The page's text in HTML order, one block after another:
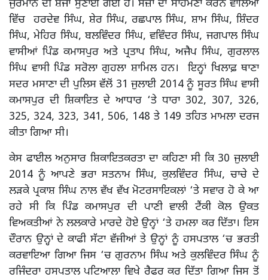
ਜੁਰਮਾਨੇ ਦੀ ਸ਼ਜਾ ਸੁਣਾਈ ਗਈ ਹੈ। ਸਜ਼ਾ ਦਾ ਸਾਹਮਣਾ ਕਰਨ ਵਾਲਿਆਂ
ਵਿੱਚ ਹਰਦੇਵ ਸਿੰਘ, ਸ਼ੇਰ ਸਿੰਘ, ਰਛਪਾਲ ਸਿੰਘ, ਸ਼ਾਮ ਸਿੰਘ, ਸ਼ਿੰਦਰ
ਸਿੰਘ, ਮੇਹਿਰ ਸਿੰਘ, ਬਲਵਿੰਦਰ ਸਿੰਘ, ਵਵਿੰਦਰ ਸਿੰਘ, ਜਗਪਾਲ ਸਿੰਘ
ਵਾਸੀਆਂ ਪਿੰਡ ਕਮਾਸਪੁਰ ਅਤੇ ਪ੍ਰਤਾਪ ਸਿੰਘ, ਅਜੈਪ ਸਿੰਘ, ਗੁਰਲਾਲ
ਸਿੰਘ ਵਾਸੀ ਪਿੰਡ ਸਰੋਲਾ ਗੁਹਲਾ ਸ਼ਾਮਿਲ ਹਨ। ਇਨ੍ਹਾਂ ਖਿਲਾਫ਼ ਥਾਣਾ
ਸਦਰ ਮਸਾਣਾ ਦੀ ਪੁਲਿਸ ਵੱਲੋਂ 31 ਜੁਲਾਈ 2014 ਨੂੰ ਸੂਰਤ ਸਿੰਘ ਵਾਸੀ
ਕਮਾਸਪੁਰ ਦੀ ਸ਼ਿਕਾਇਤ ਦੇ ਆਧਾਰ ‘ਤੇ ਧਾਰਾ 302, 307, 326,
325, 324, 323, 341, 506, 148 ਤੇ 149 ਤਹਿਤ ਮਾਮਲਾ ਦਰਜ
ਕੀਤਾ ਗਿਆ ਸੀ।
ਕੇਸ ਫਾਈਲ ਅਨੁਸਾਰ ਸ਼ਿਕਾਇਤਕਰਤਾ ਦਾ ਕਹਿਣਾ ਸੀ ਕਿ 30 ਜੁਲਾਈ
2014 ਨੂੰ ਆਪਣੇ ਭਰਾ ਸਤਨਾਮ ਸਿੰਘ, ਕੁਲਵਿੰਦਰ ਸਿੰਘ, ਚਾਚੇ ਦੇ
ਲੜਕੇ ਪ੍ਰਕਾਸ਼ ਸਿੰਘ ਨਾਲ ਵੱਖ ਵੱਖ ਮੋਟਰਸਾਇਕਲਾਂ ‘ਤੇ ਸਵਾਰ ਹੋ ਕੇ ਆ
ਰਹੇ ਸੀ ਕਿ ਪਿੰਡ ਕਮਾਸਪੁਰ ਦੀ ਪਾਣੀ ਵਾਲੀ ਟੈਂਕੀ ਕੋਲ ਉਕਤ
ਵਿਅਕਤੀਆਂ ਨੇ ਲਲਕਾਰੇ ਮਾਰਦੇ ਹੋਏ ਉਨ੍ਹਾਂ ‘ਤੇ ਹਮਲਾ ਕਰ ਦਿੱਤਾ। ਇਸ
ਦੌਰਾਨ ਉਨ੍ਹਾਂ ਦੇ ਕਾਫੀ ਸੱਟਾ ਵੱਜੀਆਂ ਤੇ ਉਨ੍ਹਾਂ ਨੂੰ ਹਸਪਤਾਲ ‘ਚ ਭਰਤੀ
ਕਰਵਾਇਆ ਗਿਆ ਜਿਸ ‘ਚ ਗੁਰਨਾਮ ਸਿੰਘ ਅਤੇ ਕੁਲਵਿੰਦਰ ਸਿੰਘ ਨੂੰ
ਰਜਿੰਦਰਾ ਹਸਪਤਾਲ ਪਟਿਆਲਾ ਵਿਖੇ ਰੈਫਰ ਕਰ ਦਿੱਤਾ ਗਿਆ ਜਿਸ ਤੋਂ